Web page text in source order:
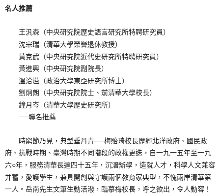
名人推薦
王汎森（中央研究院歷史語言研究所特聘研究員）
沈宗瑞（清華大學榮譽退休教授）
黃克武（中央研究院近代史研究所特聘研究員）
黃進興（中央研究院副院長）
溫洽溢（政治大學東亞研究所博士）
劉炯朗（中央研究院院士、前清華大學校長）
鐘月岑（清華大學歷史研究所）
──聯名推薦
時窮節乃見，典型垂丹青──梅貽琦校長歷經北洋政府、國民政
府、抗戰時期、臺灣時期不同階段的政權更迭，自一九一五年至一九
六○年，服務清華長達四十五年，沉潛辦學，造就人才，科學人文兼容
并蓄，愛護學生，兼具開創與守護兩個教育家典型，不愧兩岸清華第
一人。岳南先生文筆生動活潑，臨摹梅校長，呼之欲出，令人動容！